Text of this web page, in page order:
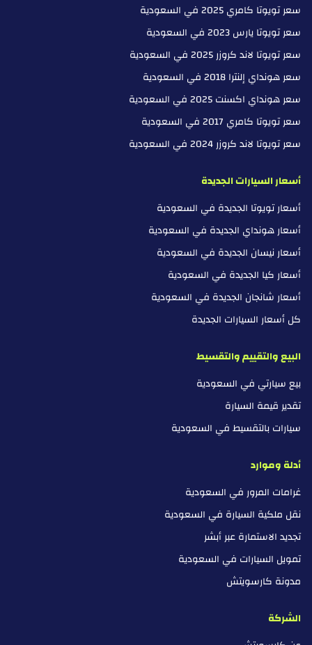
سعر تويوتا كامري 2025 في السعودية
سعر تويوتا يارس 2023 في السعودية
سعر تويوتا لاند كروزر 2025 في السعودية
سعر هونداي إلنترا 2018 في السعودية
سعر هونداي اكسنت 2025 في السعودية
سعر تويوتا كامري 2017 في السعودية
سعر تويوتا لاند كروزر 2024 في السعودية
أسعار السيارات الجديدة
أسعار تويوتا الجديدة في السعودية
أسعار هونداي الجديدة في السعودية
أسعار نيسان الجديدة في السعودية
أسعار كيا الجديدة في السعودية
أسعار شانجان الجديدة في السعودية
كل أسعار السيارات الجديدة
البيع والتقييم والتقسيط
بيع سيارتي في السعودية
تقدير قيمة السيارة
سيارات بالتقسيط في السعودية
أدلة وموارد
غرامات المرور في السعودية
نقل ملكية السيارة في السعودية
تجديد الاستمارة عبر أبشر
تمويل السيارات في السعودية
مدونة كارسويتش
الشركة